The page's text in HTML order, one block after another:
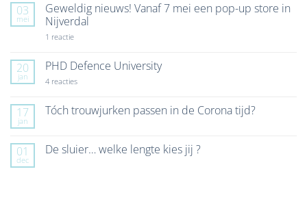
03
mei
Geweldig nieuws! Vanaf 7 mei een pop-up store in
Nijverdal
1 reactieop
Vanaf
7
mei
up
store
20
jan
PHD Defence University
4 reactiesop
University
17
jan
Tóch trouwjurken passen in de Corona tijd?
Tóch
01
dec
De sluier… welke lengte kies jij ?